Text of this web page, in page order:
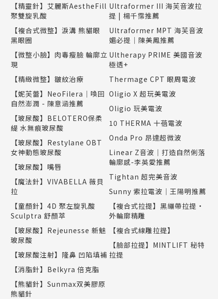
【精靈針】艾麗斯AestheFill
聚雙旋乳酸
【複合式微整】淚溝 熊貓眼
黑眼圈
【微整小臉】肉毒瘦臉 輪廓立
現
【精緻微整】皺紋治療
【妮芙蕾】NeoFilera｜喚回
自然澎潤 - 陳意涵推薦
【玻尿酸】BELOTERO保柔
緹 水無痕玻尿酸
【玻尿酸】Restylane OBT
女神動態玻尿酸
【玻尿酸】嘴唇
【魔法針】VIVABELLA 薇貝
拉
【童顏針】4D 聚左旋乳酸
Sculptra 舒顏萃
【玻尿酸】Rejeunesse 新魅
玻尿酸
【玻尿酸注射】隆鼻 凹陷填補
【消脂針】Belkyra 倍克脂
【熊貓針】Sunmax双美膠原
熊貓針
Ultraformer III 海芙音波拉
提 | 楊千霈推薦
Ultraformer MPT 海芙音波
媚必提｜陳美鳳推薦
Ultherapy PRIME 美國音波
極透+
Thermage CPT 眼周電波
Oligio X 超玩美電波
Oligio 玩美電波
10 THERMA 十蓓電波
Onda Pro 昂達超微波
Linear Z音波｜打造自然俐落
輪廓感-李英愛推薦
Tightan 超完美音波
Sunny 索拉電波｜王陽明推薦
【複合式拉提】黑繃帶拉提•
外輪廓精雕
【複合式線雕拉提】
【臉部拉提】MINTLIFT 秘特
拉提